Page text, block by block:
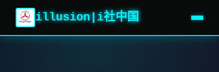
illusion|i社中国